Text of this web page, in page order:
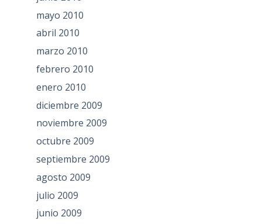
mayo 2010
abril 2010
marzo 2010
febrero 2010
enero 2010
diciembre 2009
noviembre 2009
octubre 2009
septiembre 2009
agosto 2009
julio 2009
junio 2009